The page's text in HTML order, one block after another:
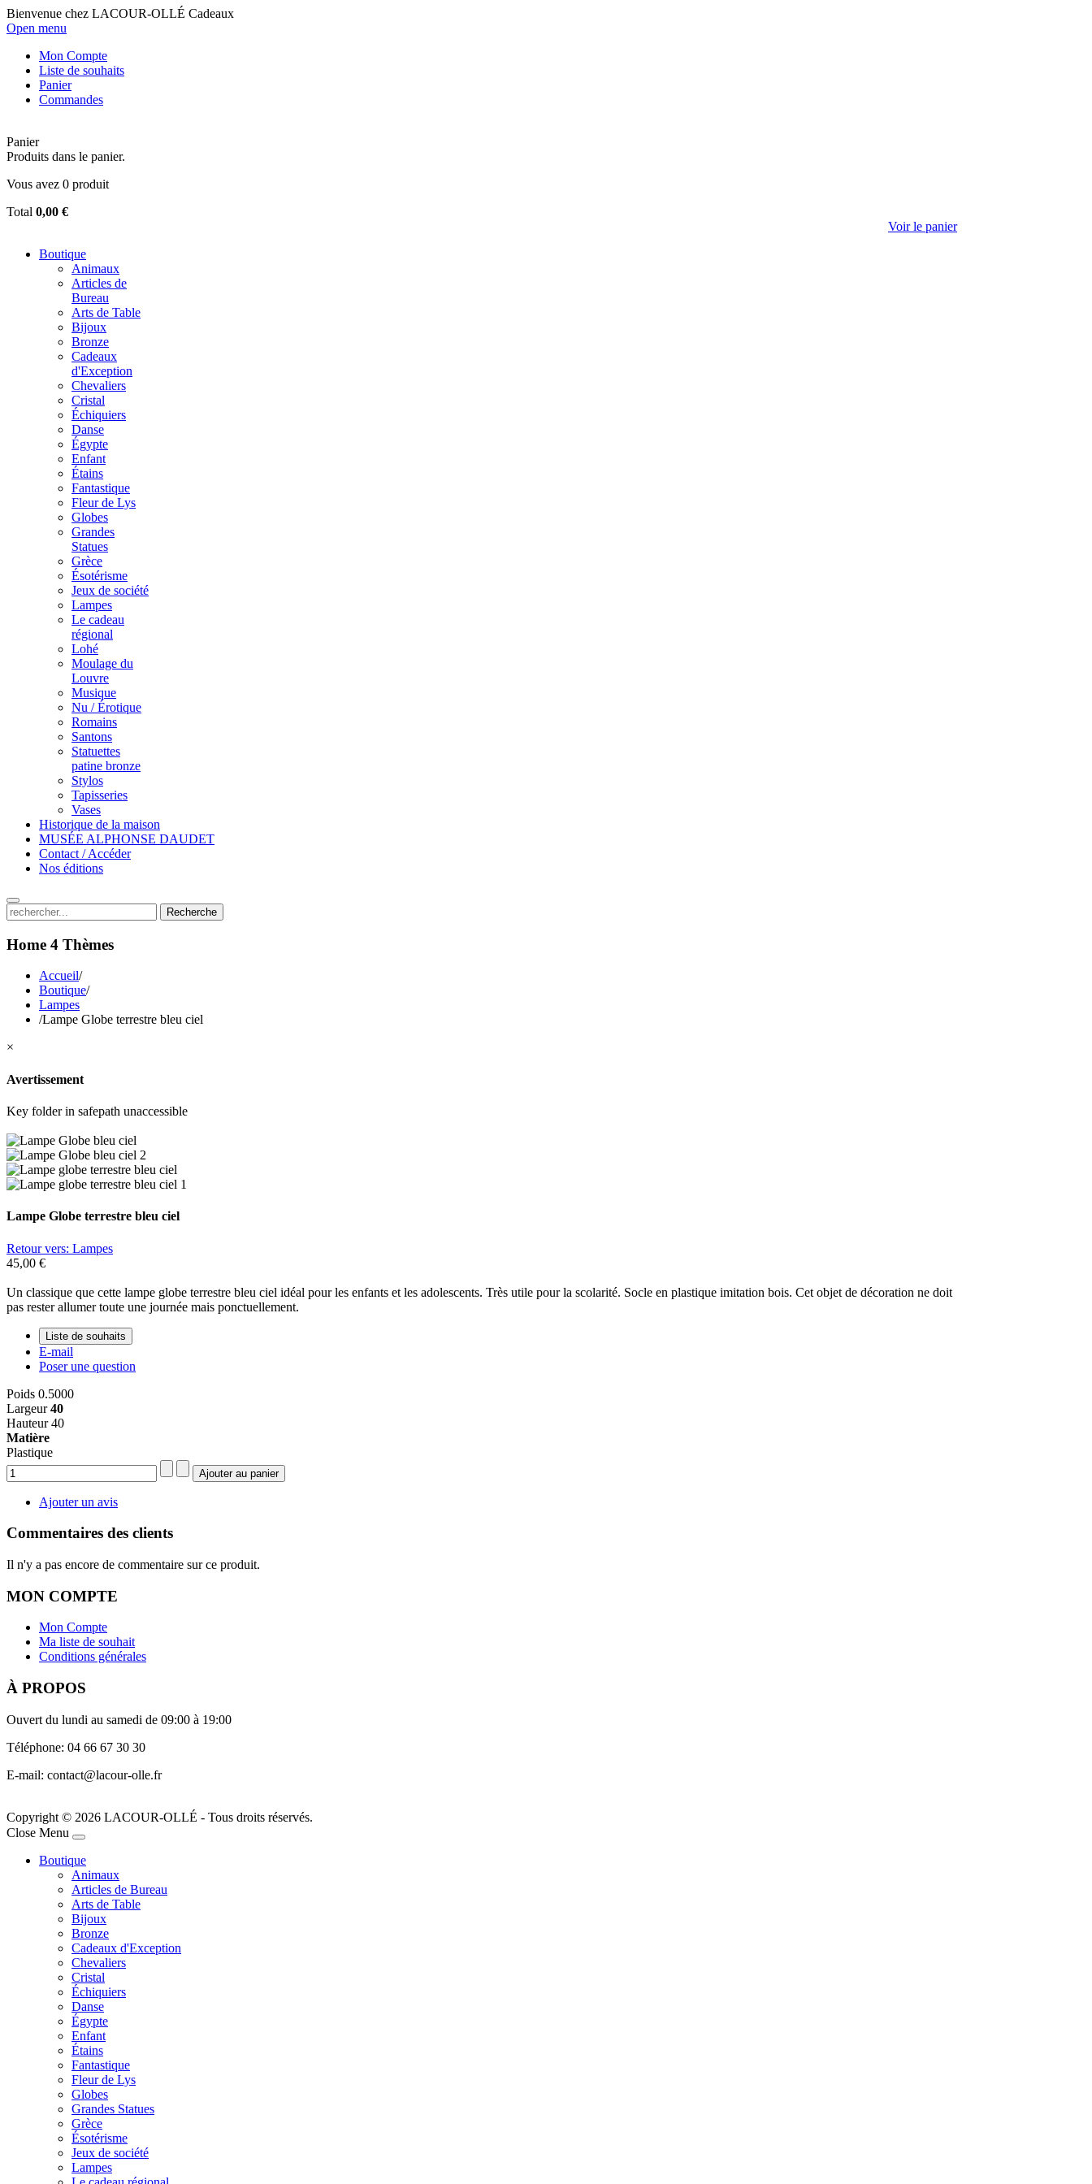
Bienvenue chez LACOUR-OLLÉ Cadeaux
Open menu
Mon Compte
Liste de souhaits
Panier
Commandes
Panier
Produits dans le panier.
Vous avez 0 produit
Total 0,00 €
Voir le panier
Boutique
Animaux
Articles de
Bureau
Arts de Table
Bijoux
Bronze
Cadeaux
d'Exception
Chevaliers
Cristal
Échiquiers
Danse
Égypte
Enfant
Étains
Fantastique
Fleur de Lys
Globes
Grandes
Statues
Grèce
Ésotérisme
Jeux de société
Lampes
Le cadeau
régional
Lohé
Moulage du
Louvre
Musique
Nu / Érotique
Romains
Santons
Statuettes
patine bronze
Stylos
Tapisseries
Vases
Historique de la maison
MUSÉE ALPHONSE DAUDET
Contact / Accéder
Nos éditions
Recherche
Home 4 Thèmes
Accueil/
Boutique/
Lampes
/Lampe Globe terrestre bleu ciel
×
Avertissement
Key folder in safepath unaccessible
Lampe Globe terrestre bleu ciel
Retour vers: Lampes
45,00 €
Un classique que cette lampe globe terrestre bleu ciel idéal pour les enfants et les adolescents. Très utile pour la scolarité. Socle en plastique imitation bois. Cet objet de décoration ne doit
pas rester allumer toute une journée mais ponctuellement.
Liste de souhaits
E-mail
Poser une question
Poids 0.5000
Largeur40
Hauteur40
Matière
Plastique
Ajouter un avis
Commentaires des clients
Il n'y a pas encore de commentaire sur ce produit.
MON COMPTE
Mon Compte
Ma liste de souhait
Conditions générales
À PROPOS
Ouvert du lundi au samedi de 09:00 à 19:00
Téléphone: 04 66 67 30 30
E-mail: contact@lacour-olle.fr
Copyright © 2026 LACOUR-OLLÉ - Tous droits réservés.
Joomla! 3 Templates
Close Menu
Boutique
Animaux
Articles de Bureau
Arts de Table
Bijoux
Bronze
Cadeaux d'Exception
Chevaliers
Cristal
Échiquiers
Danse
Égypte
Enfant
Étains
Fantastique
Fleur de Lys
Globes
Grandes Statues
Grèce
Ésotérisme
Jeux de société
Lampes